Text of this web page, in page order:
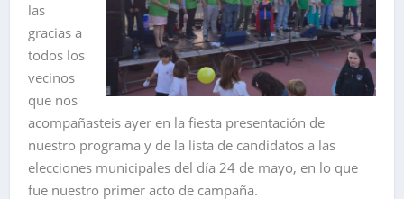
las
gracias a
todos los
vecinos
que nos
acompañasteis ayer en la fiesta presentación de
nuestro programa y de la lista de candidatos a las
elecciones municipales del día 24 de mayo, en lo que
fue nuestro primer acto de campaña.